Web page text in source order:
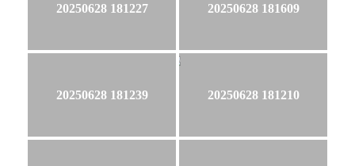
20250628 181227 20250628 181609
20250628 181239 20250628 181210